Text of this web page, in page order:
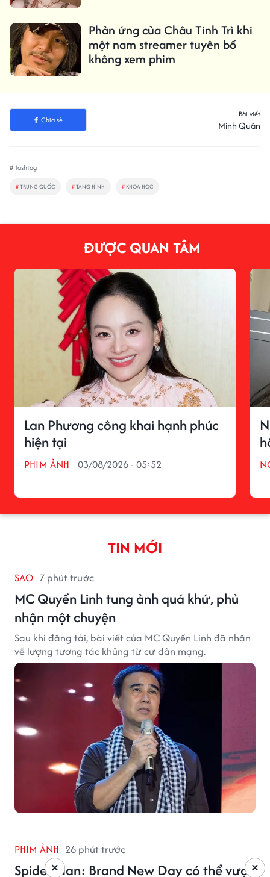
Phản ứng của Châu Tinh Trì khi
một nam streamer tuyên bố
không xem phim
Chia sẻ
Bài viết
Minh Quân
#Hashtag
#TRUNG QUỐC #TÀNG HÌNH # KHOA HOC
ĐƯỢC QUAN TÂM
Lan Phương công khai hạnh phúc
hiện tại
PHIM ẢNH 03/08/2026 - 05:52
TIN MỚI
SAO 7 phút trước
MC Quyền Linh tung ảnh quá khứ, phủ
nhận một chuyện
Sau khi đăng tải, bài viết của MC Quyền Linh đã nhận
về lượng tương tác khủng từ cư dân mạng.
PHIM ẢNH 26 phút trước
Spider-Man: Brand New Day có thể vượt×
×